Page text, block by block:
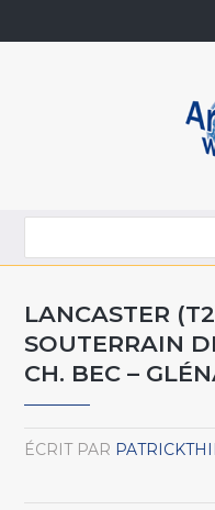
LANCASTER
SOUTERRAIN
CH. BEC –
ÉCRIT PAR